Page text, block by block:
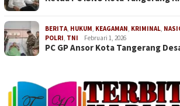
BERITA, HUKUM, KEAGAMAN, KRIMINAL,
POLRI, TNI Februari 1, 2026
PC GP Ansor Kota Tangerang